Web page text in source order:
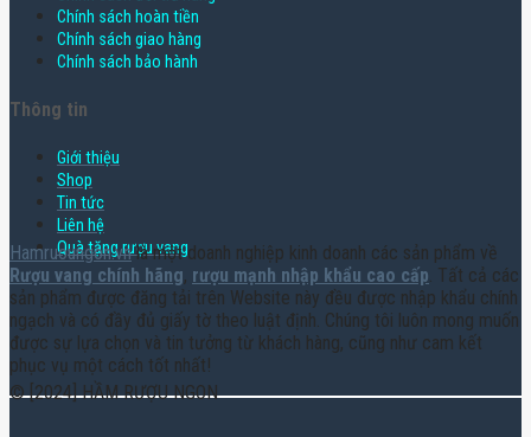
Chính sách hoàn tiền
Chính sách giao hàng
Chính sách bảo hành
Thông tin
Giới thiệu
Shop
Tin tức
Liên hệ
Quà tặng rượu vang
Hamruoungon.vnlà một doanh nghiệp kinh doanh các sản phẩm về
Rượu vang chính hãng, rượu mạnh nhập khẩu cao cấp. Tất cả các
sản phẩm được đăng tải trên Website này đều được nhập khẩu chính
ngạch và có đầy đủ giấy tờ theo luật định. Chúng tôi luôn mong muốn
được sự lựa chọn và tin tưởng từ khách hàng, cũng như cam kết
phục vụ một cách tốt nhất!
© [2024] HẦM RƯỢU NGON